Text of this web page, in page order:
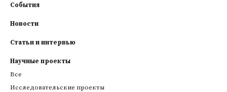
События
Новости
Статьи и интервью
Научные проекты
Все
Исследовательские проекты